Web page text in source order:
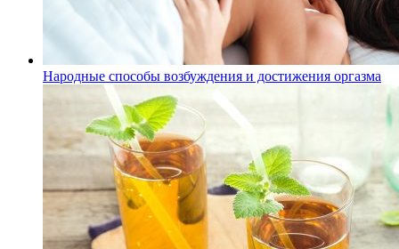
Народные способы возбуждения и достижения оргазма